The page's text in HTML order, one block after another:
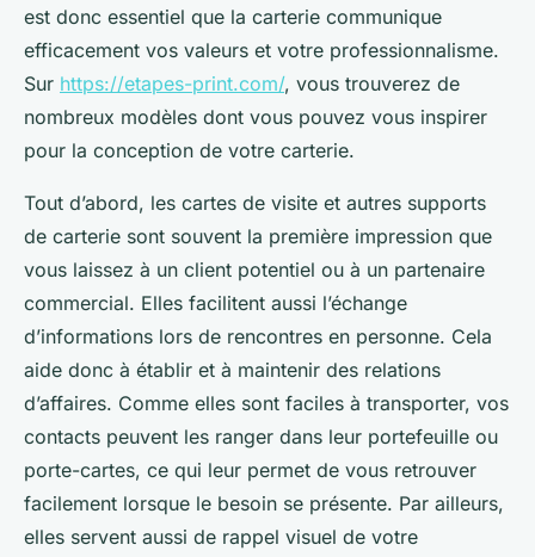
est donc essentiel que la carterie communique
efficacement vos valeurs et votre professionnalisme.
Sur https://etapes-print.com/, vous trouverez de
nombreux modèles dont vous pouvez vous inspirer
pour la conception de votre carterie.
Tout d’abord, les cartes de visite et autres supports
de carterie sont souvent la première impression que
vous laissez à un client potentiel ou à un partenaire
commercial. Elles facilitent aussi l’échange
d’informations lors de rencontres en personne. Cela
aide donc à établir et à maintenir des relations
d’affaires. Comme elles sont faciles à transporter, vos
contacts peuvent les ranger dans leur portefeuille ou
porte-cartes, ce qui leur permet de vous retrouver
facilement lorsque le besoin se présente. Par ailleurs,
elles servent aussi de rappel visuel de votre